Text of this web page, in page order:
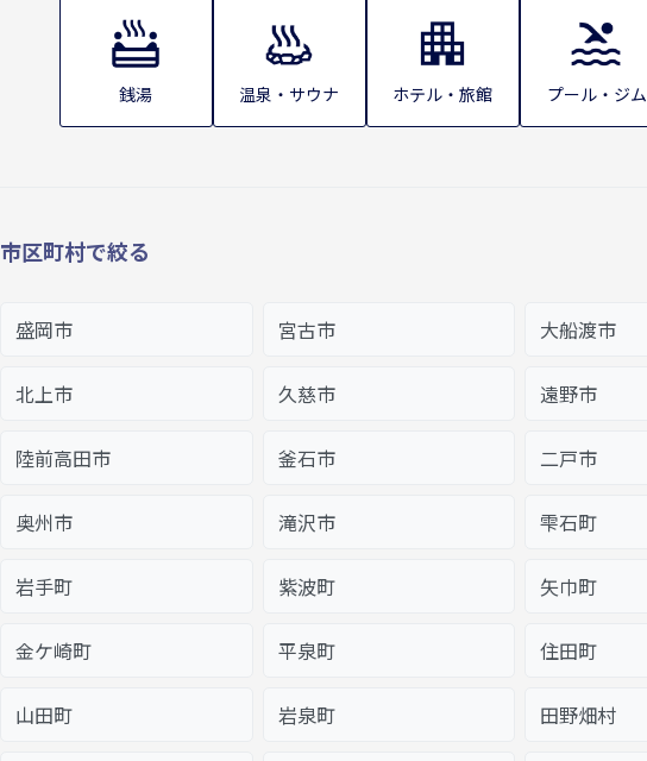
銭湯 温泉・サウナ ホテル・旅館 プール・ジム
市区町村で絞る
盛岡市 宮古市 大船渡市
北上市 久慈市 遠野市
陸前高田市 釜石市 二戸市
奥州市 滝沢市 雫石町
岩手町 紫波町 矢巾町
金ケ崎町 平泉町 住田町
山田町 岩泉町 田野畑村